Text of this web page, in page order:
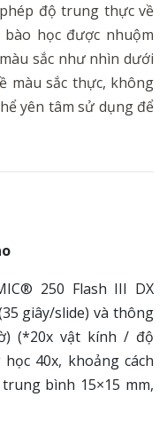
độ trung thực về
học được nhuộm
sắc như nhìn dưới
màu sắc thực, không
yên tâm sử dụng để
250 Flash III DX
giây/slide) và thông
(*20x vật kính / độ
40x, khoảng cách
bình 15×15 mm,